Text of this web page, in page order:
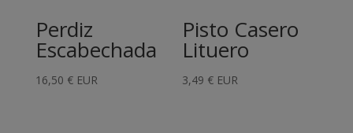
Perdiz
Escabechada
16,50 € EUR
Pisto Casero
Lituero
3,49 € EUR